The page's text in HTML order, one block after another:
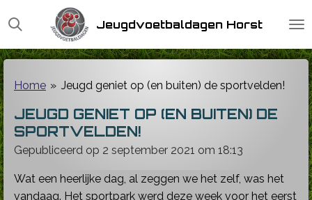
Ga
direct
naar
hoofdinhoud
Jeugdvoetbaldagen Horst
Home » Jeugd geniet op (en buiten) de sportvelden!
JEUGD GENIET OP (EN BUITEN) DE
SPORTVELDEN!
Gepubliceerd op 2 september 2021 om 18:13
Wat een heerlijke dag, al zeggen we het zelf, was het
vandaag. Het sportpark werd deze week voor het eerst